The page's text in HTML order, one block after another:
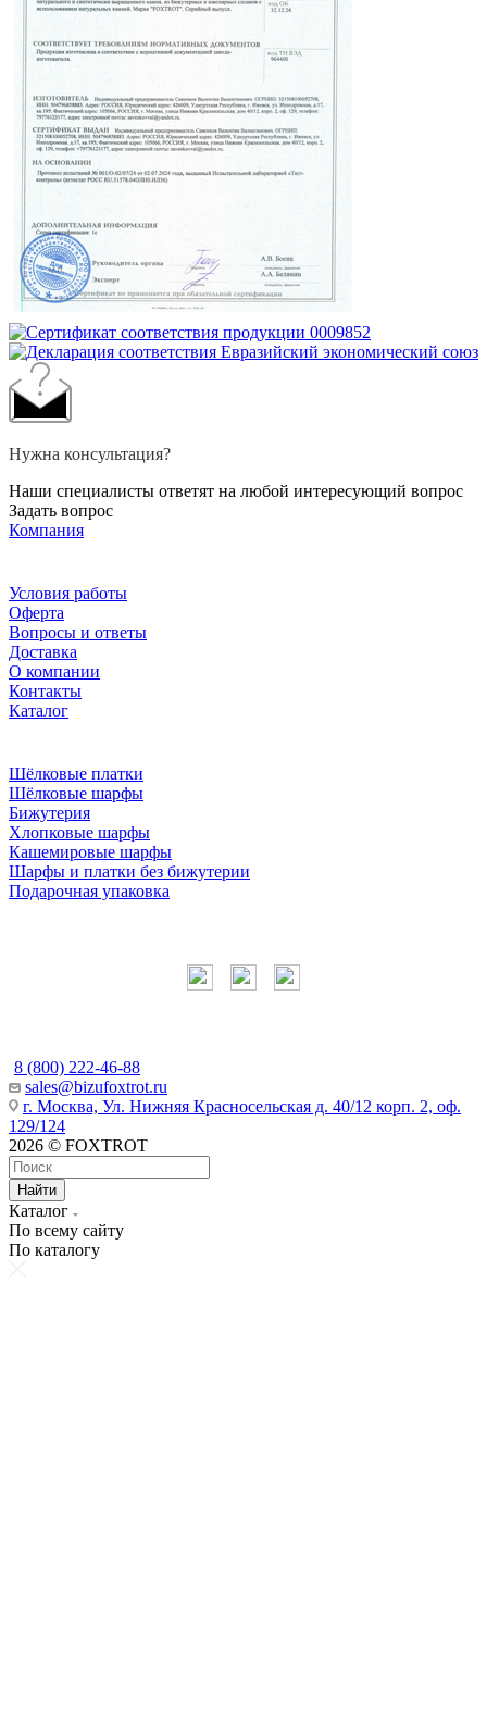
Нужна консультация?
Наши специалисты ответят на любой интересующий вопрос
Задать вопрос
Компания
Условия работы
Оферта
Вопросы и ответы
Доставка
О компании
Контакты
Каталог
Шёлковые платки
Шёлковые шарфы
Бижутерия
Хлопковые шарфы
Кашемировые шарфы
Шарфы и платки без бижутерии
Подарочная упаковка
8 (800) 222-46-88
sales@bizufoxtrot.ru
г. Москва, Ул. Нижняя Красносельская д. 40/12 корп. 2, оф.
129/124
2026 © FOXTROT
Найти
Каталог
По всему сайту
По каталогу